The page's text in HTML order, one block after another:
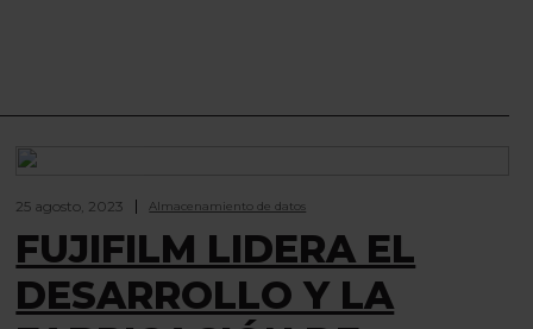
25 agosto, 2023 Almacenamiento de datos
FUJIFILM LIDERA EL
DESARROLLO Y LA